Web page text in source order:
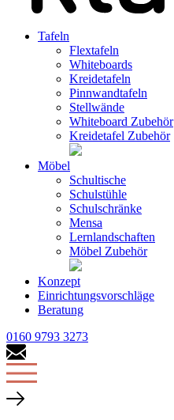
Tafeln
Flextafeln
Whiteboards
Kreidetafeln
Pinnwandtafeln
Stellwände
Whiteboard Zubehör
Kreidetafel Zubehör
Möbel
Schultische
Schulstühle
Schulschränke
Mensa
Lernlandschaften
Möbel Zubehör
Konzept
Einrichtungsvorschläge
Beratung
0160 9793 3273